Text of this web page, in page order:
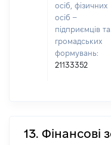
осіб, фізичних
осіб –
підприємців та
громадських
формувань:
21133352
13. Фінансові